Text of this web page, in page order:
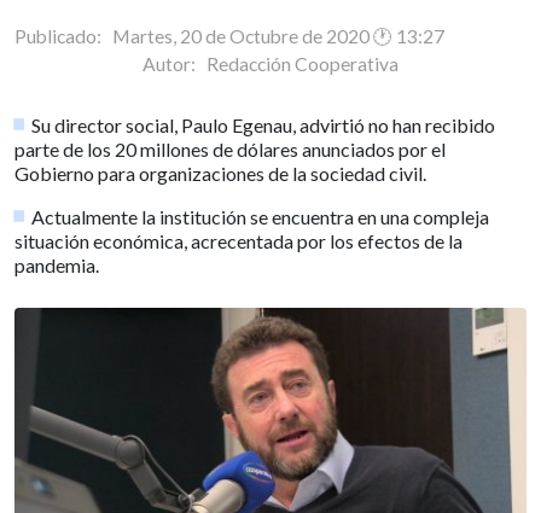
Publicado: Martes, 20 de Octubre de 2020 🕐 13:27
Autor: Redacción Cooperativa
Su director social, Paulo Egenau, advirtió no han recibido
parte de los 20 millones de dólares anunciados por el
Gobierno para organizaciones de la sociedad civil.
Actualmente la institución se encuentra en una compleja
situación económica, acrecentada por los efectos de la
pandemia.